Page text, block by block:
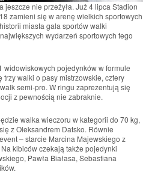
nie przeżyła. Już 4 lipca Stadion
zamieni się w arenę wielkich sportowych
miasta gala sportów walki
wydarzeń sportowych tego
widowiskowych pojedynków w formule
trzy walki o pasy mistrzowskie, cztery
semi-pro. W ringu zaprezentują się
z pewnością nie zabraknie.
walka wieczoru w kategorii do 70 kg,
z Oleksandrem Datsko. Równie
– starcie Marcina Majewskiego z
kibiców czekają także pojedynki
Pawła Białasa, Sebastiana